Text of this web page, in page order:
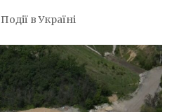
Події в Україні